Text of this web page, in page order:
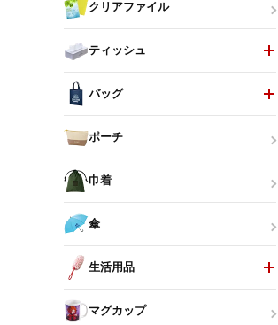
クリアファイル
ティッシュ
バッグ
ポーチ
巾着
傘
生活用品
マグカップ